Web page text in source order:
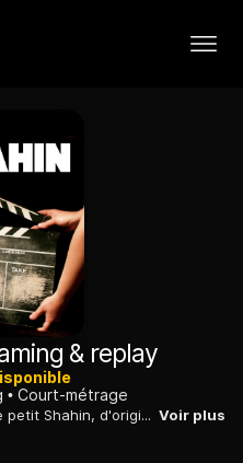
& replay
Court-métrage
Récemment immigré en France, le petit Shahin, d'origine afghane veut être comme "les autres" pour plaire à son amie, quitte à s'éloigner de sa mère. Voir plus